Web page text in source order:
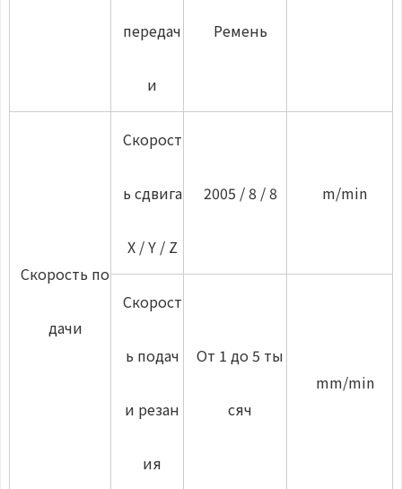
передач
и
Ремень
Скорость по
дачи
Скорост
ь сдвига
X / Y / Z
2005 / 8 / 8 m/min
Скорост
ь подач
и резан
ия
От 1 до 5 ты
сяч
mm/min